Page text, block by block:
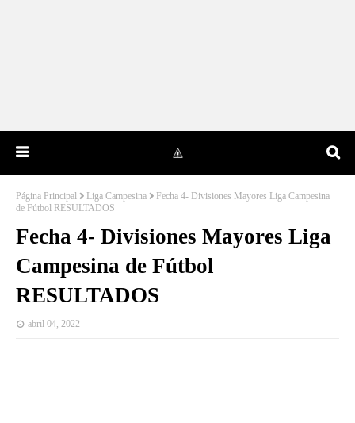
Página Principal Liga Campesina
Fecha 4- Divisiones Mayores Liga Campesina
de Fútbol RESULTADOS
Fecha 4- Divisiones Mayores Liga
Campesina de Fútbol
RESULTADOS
abril 04, 2022